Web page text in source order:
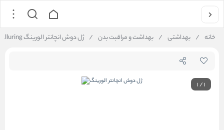
خانه / بهداشتی / بهداشت و مراقبت بدن / ژل دوش انچانتر الورینگ Enchanteur Alluring حجم 550 میلی لیتر
1/1